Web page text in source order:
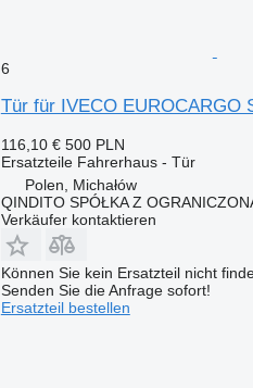
6
Tür für IVECO EUROCARGO
116,10 € 500 PLN
Ersatzteile Fahrerhaus - Tür
Polen, Michałów
QINDITO SPÓŁKA Z
Verkäufer kontaktieren
Können Sie kein Ersatzteil nicht
Senden Sie die Anfrage sofort!
Ersatzteil bestellen